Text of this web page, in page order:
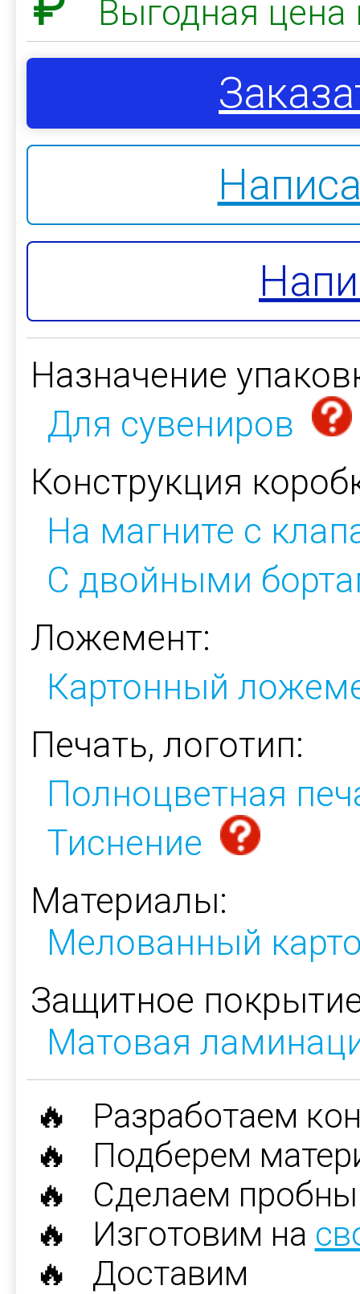
Выгодная
Назначение
Для сувениров
Конструкция
На магните с
С двойными
Ложемент:
Картонный
Печать, логотип:
Полноцветная
Тиснение
Материалы:
Мелованный
Защитное
Матовая
🔥 Разработаем
🔥 Подберем
🔥 Сделаем
🔥 Изготовим на
🔥 Доставим